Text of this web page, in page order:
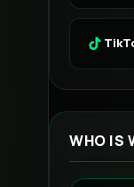
WHO IS